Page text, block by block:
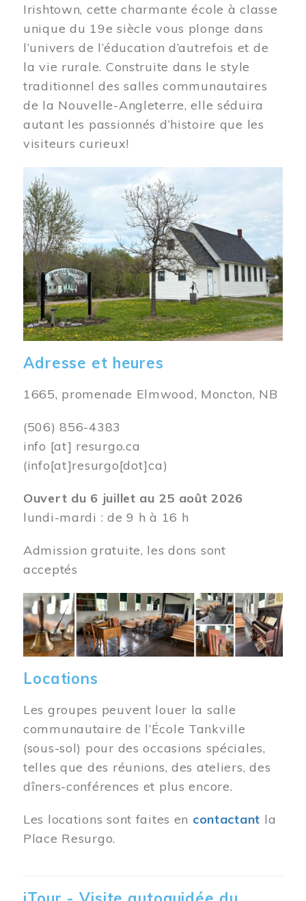
Irishtown, cette charmante école à classe
unique du 19e siècle vous plonge dans
l’univers de l’éducation d’autrefois et de
la vie rurale. Construite dans le style
traditionnel des salles communautaires
de la Nouvelle-Angleterre, elle séduira
autant les passionnés d’histoire que les
visiteurs curieux!
Image
Adresse et heures
1665, promenade Elmwood, Moncton, NB
(506) 856-4383
info [at] resurgo.ca
(info[at]resurgo[dot]ca)
Ouvert du 6 juillet au 25 août 2026
lundi-mardi : de 9 h à 16 h
Admission gratuite, les dons sont
acceptés
Image
Locations
Les groupes peuvent louer la salle
communautaire de l’École Tankville
(sous-sol) pour des occasions spéciales,
telles que des réunions, des ateliers, des
dîners-conférences et plus encore.
Les locations sont faites en contactant la
Place Resurgo.